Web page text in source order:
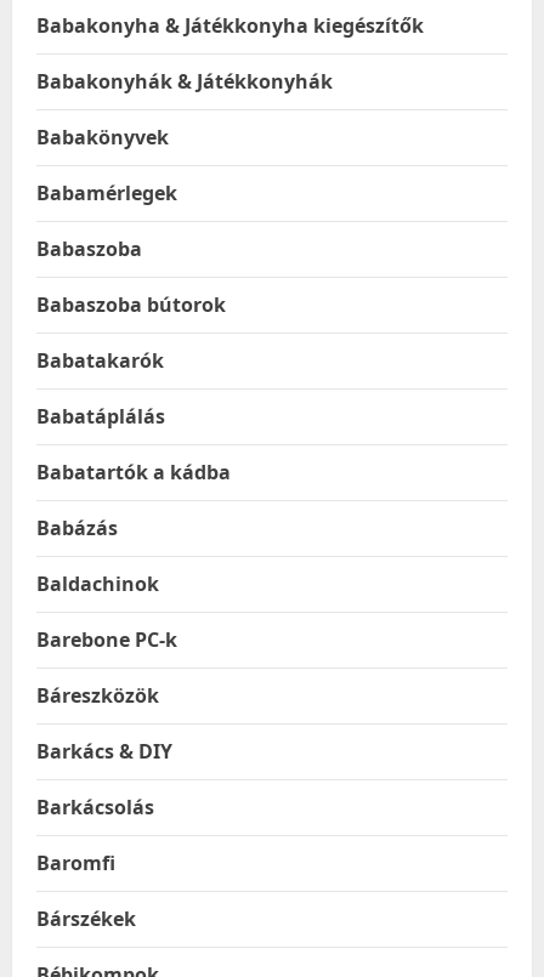
Babakonyha & Játékkonyha kiegészítők
Babakonyhák & Játékkonyhák
Babakönyvek
Babamérlegek
Babaszoba
Babaszoba bútorok
Babatakarók
Babatáplálás
Babatartók a kádba
Babázás
Baldachinok
Barebone PC-k
Báreszközök
Barkács & DIY
Barkácsolás
Baromfi
Bárszékek